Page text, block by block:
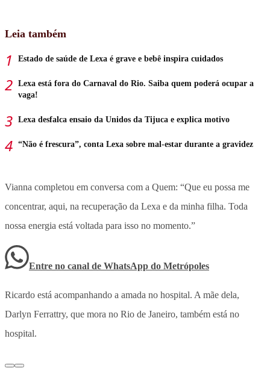
Leia também
Estado de saúde de Lexa é grave e bebê inspira cuidados
Lexa está fora do Carnaval do Rio. Saiba quem poderá ocupar a
vaga!
Lexa desfalca ensaio da Unidos da Tijuca e explica motivo
“Não é frescura”, conta Lexa sobre mal-estar durante a gravidez
Vianna completou em conversa com a Quem: “Que eu possa me
concentrar, aqui, na recuperação da Lexa e da minha filha. Toda
nossa energia está voltada para isso no momento.”
Entre no canal de WhatsApp do Metrópoles
Ricardo está acompanhando a amada no hospital. A mãe dela,
Darlyn Ferrattry, que mora no Rio de Janeiro, também está no
hospital.